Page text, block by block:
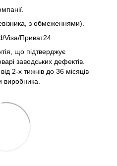
з обмеженнями).
Visa/Приват24
що підтверджує
заводських дефектів.
2-х тижнів до 36 місяців
виробника.